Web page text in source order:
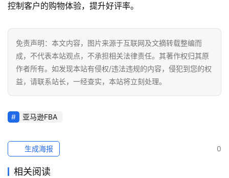
控制客户的购物体验，提升好评率。
免责声明：本文内容，图片来源于互联网及文摘转载整编而
成，不代表本站观点，不承担相关法律责任。其著作权归其原
作者所有。如发现本站有侵权/违法违规的内容，侵犯到您的权
益，请联系站长，一经查实，本站将立刻处理。
亚马逊FBA
0
生成海报
相关阅读